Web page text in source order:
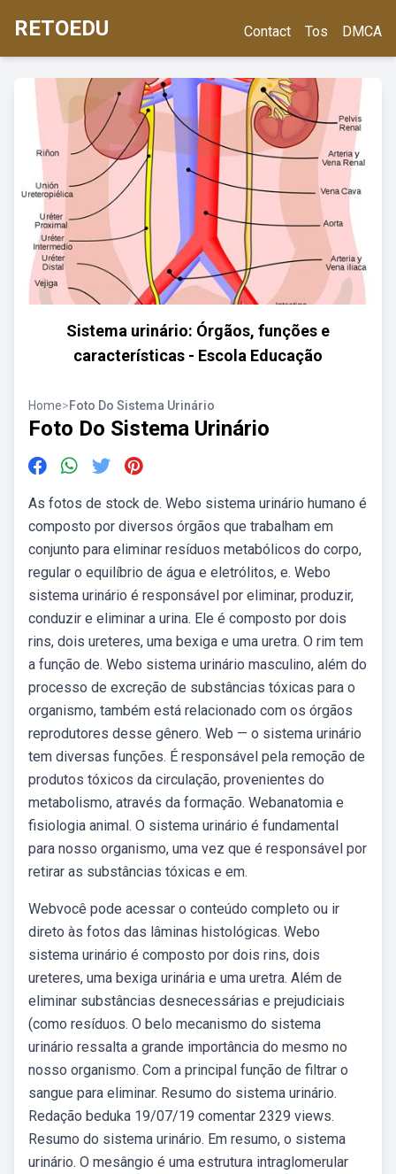
RETOEDU Contact Tos DMCA
Sistema urinário: Órgãos, funções e
características - Escola Educação
Home>Foto Do Sistema Urinário
Foto Do Sistema Urinário
As fotos de stock de. Webo sistema urinário humano é
composto por diversos órgãos que trabalham em
conjunto para eliminar resíduos metabólicos do corpo,
regular o equilíbrio de água e eletrólitos, e. Webo
sistema urinário é responsável por eliminar, produzir,
conduzir e eliminar a urina. Ele é composto por dois
rins, dois ureteres, uma bexiga e uma uretra. O rim tem
a função de. Webo sistema urinário masculino, além do
processo de excreção de substâncias tóxicas para o
organismo, também está relacionado com os órgãos
reprodutores desse gênero. Web — o sistema urinário
tem diversas funções. É responsável pela remoção de
produtos tóxicos da circulação, provenientes do
metabolismo, através da formação. Webanatomia e
fisiologia animal. O sistema urinário é fundamental
para nosso organismo, uma vez que é responsável por
retirar as substâncias tóxicas e em.
Webvocê pode acessar o conteúdo completo ou ir
direto às fotos das lâminas histológicas. Webo
sistema urinário é composto por dois rins, dois
ureteres, uma bexiga urinária e uma uretra. Além de
eliminar substâncias desnecessárias e prejudiciais
(como resíduos. O belo mecanismo do sistema
urinário ressalta a grande importância do mesmo no
nosso organismo. Com a principal função de filtrar o
sangue para eliminar. Resumo do sistema urinário.
Redação beduka 19/07/19 comentar 2329 views.
Resumo do sistema urinário. Em resumo, o sistema
urinário. O mesângio é uma estrutura intraglomerular